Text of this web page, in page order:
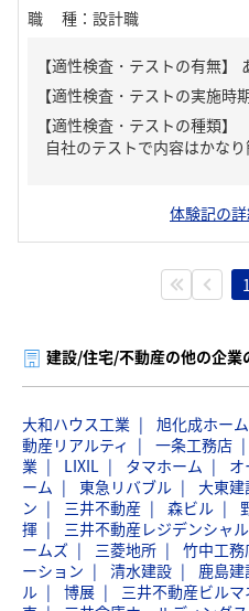
職種 ： 設計職
【適性検査・テストの有無】
【適性検査・テストの種類】
自社のテストで内容はかなり
体験記の
1
建設/住宅/不動産の他の企業
大和ハウス工業 旭化成ホー
動産リアルティ
一条工務店
業
LIXIL タマホーム
ーム
東急リバブル 大東建
ン
三井不動産 森ビル
揮
三井不動産レジデンシャル
ームズ
三菱地所 竹中工務
ーション
清水建設 鹿島建
ル
博展 三井不動産ビルマ